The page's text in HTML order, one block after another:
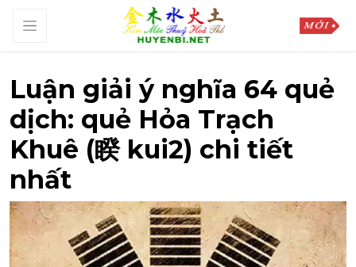
Luận giải ý nghĩa 64 quẻ
dịch: quẻ Hỏa Trạch
Khuê (睽 kui2) chi tiết
nhất